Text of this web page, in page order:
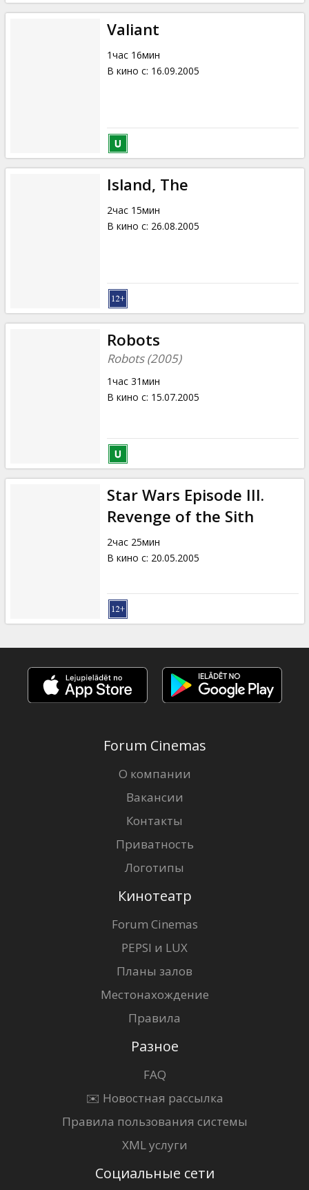
Valiant
1час 16мин
В кино с: 16.09.2005
Island, The
2час 15мин
В кино с: 26.08.2005
Robots
Robots (2005)
1час 31мин
В кино с: 15.07.2005
Star Wars Episode III.
Revenge of the Sith
2час 25мин
В кино с: 20.05.2005
Forum Cinemas
О компании
Вакансии
Контакты
Приватность
Логотипы
Кинотеатр
Forum Cinemas
PEPSI и LUX
Планы залов
Местонахождение
Правила
Разное
FAQ
✉️ Новостная рассылка
Правила пользования системы
XML услуги
Социальные сети